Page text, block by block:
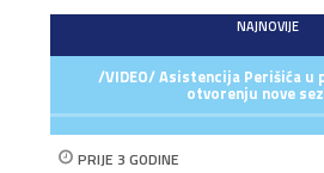
NAJNOVIJE
/VIDEO/ Asistencija Perišića u
otvorenju nove
PRIJE 3 GODINE